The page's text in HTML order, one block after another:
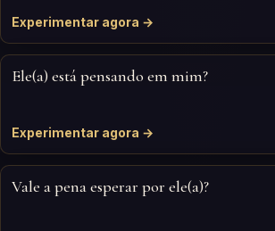
Experimentar agora →
Ele(a) está pensando em mim?
Experimentar agora →
Vale a pena esperar por ele(a)?